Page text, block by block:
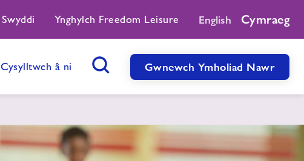
Swyddi Ynghylch Freedom Leisure English Cymraeg
Cysylltwch â ni Gwnewch Ymholiad Nawr